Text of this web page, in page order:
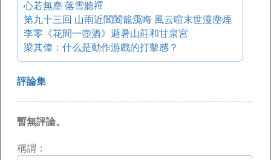
心若無塵 落雪聽禪
第九十三回 山雨近閶闔籠靄晦 風云喧末世漫塵煙
李零《花間一壺酒》避暑山莊和甘泉宮
梁其偉：什么是動作游戲的打擊感？
評論集
暫無評論。
稱謂：